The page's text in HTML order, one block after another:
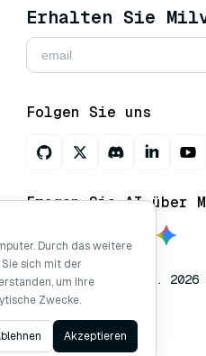
Erhalten Sie
Folgen Sie uns
Fragen Sie AI über
Copyright © Milvus. 2026
vorbehalten.
Durch das weitere
sich mit der
um Ihre
Zwecke.
Akzeptieren